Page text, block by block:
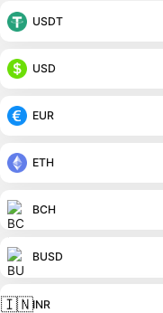
USDT
USD
EUR
ETH
BCH
BUSD
🇮🇳INR